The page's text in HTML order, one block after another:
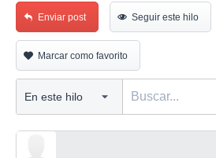
Enviar post Seguir este hilo
Marcar como favorito